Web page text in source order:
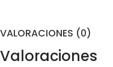
VALORACIONES (0)
Valoraciones